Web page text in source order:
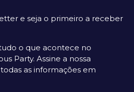
e seja o primeiro a receber
o que acontece no
Party. Assine a nossa
as informações em